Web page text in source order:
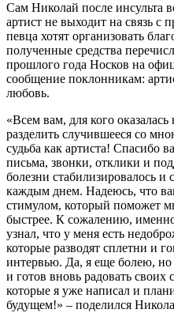
Сам Николай после инсульта
артист не выходит на связь
певца хотят организовать
полученные средства
прошлого года Носков на
сообщение поклонникам:
любовь.
«Всем вам, для кого
разделить случившееся со
судьба как артиста! Спасибо
письма, звонки, отклики и
болезни стабилизировалось и
каждым днем. Надеюсь, что
стимулом, который поможет
быстрее. К сожалению,
узнал, что у меня есть
которые разводят сплетни и
интервью. Да, я еще болею, но
и готов вновь радовать
которые я уже написал и
будущем!» – поделился